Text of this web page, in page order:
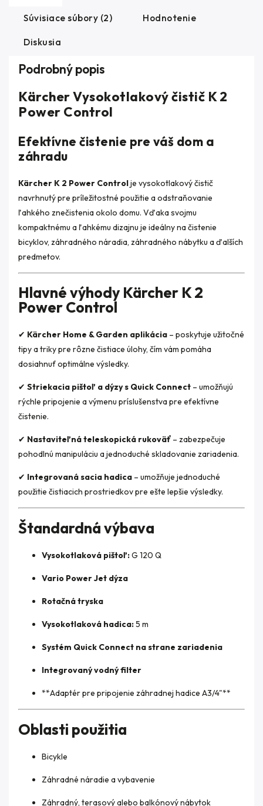
Súvisiace súbory (2) Hodnotenie
Diskusia
Podrobný popis
Kärcher Vysokotlakový čistič K 2
Power Control
Efektívne čistenie pre váš dom a
záhradu
Kärcher K 2 Power Controlje vysokotlakový čistič
navrhnutý pre príležitostné použitie a odstraňovanie
ľahkého znečistenia okolo domu. Vďaka svojmu
kompaktnému a ľahkému dizajnu je ideálny na čistenie
bicyklov, záhradného náradia, záhradného nábytku a ďalších
predmetov.
Hlavné výhody Kärcher K 2
Power Control
✔ Kärcher Home & Garden aplikácia – poskytuje užitočné
tipy a triky pre rôzne čistiace úlohy, čím vám pomáha
dosiahnuť optimálne výsledky.
✔ Striekacia pištoľ a dýzy s Quick Connect – umožňujú
rýchle pripojenie a výmenu príslušenstva pre efektívne
čistenie.
✔ Nastaviteľná teleskopická rukoväť – zabezpečuje
pohodlnú manipuláciu a jednoduché skladovanie zariadenia.
✔ Integrovaná sacia hadica – umožňuje jednoduché
použitie čistiacich prostriedkov pre ešte lepšie výsledky.
Štandardná výbava
Vysokotlaková pištoľ:G 120 Q
Vario Power Jet dýza
Rotačná tryska
Vysokotlaková hadica:5 m
Systém Quick Connect na strane zariadenia
Integrovaný vodný filter
**Adaptér pre pripojenie záhradnej hadice A3/4"**
Oblasti použitia
Bicykle
Záhradné náradie a vybavenie
Záhradný, terasový alebo balkónový nábytok